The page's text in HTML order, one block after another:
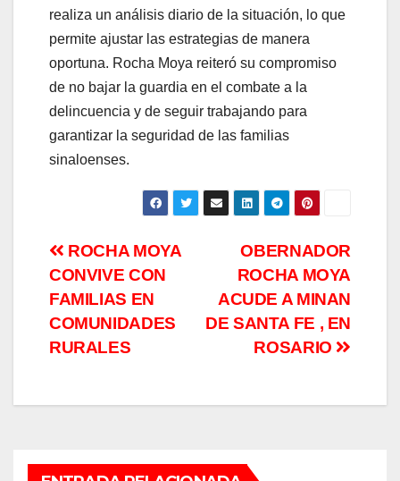
realiza un análisis diario de la situación, lo que
permite ajustar las estrategias de manera
oportuna. Rocha Moya reiteró su compromiso
de no bajar la guardia en el combate a la
delincuencia y de seguir trabajando para
garantizar la seguridad de las familias
sinaloenses.
Navegación
de
entradas
OBERNADOR
ROCHA MOYA
ACUDE A MINAN
DE SANTA FE , EN
ROSARIO
ROCHA MOYA
CONVIVE CON
FAMILIAS EN
COMUNIDADES
RURALES